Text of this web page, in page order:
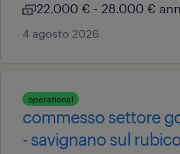
22.000 € - 28.000 €
4 agosto 2026
operational
commesso settore
- savignano sul